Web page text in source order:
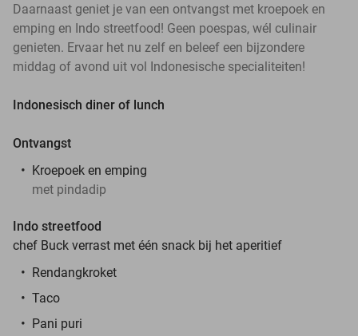
Daarnaast geniet je van een ontvangst met kroepoek en
emping en Indo streetfood! Geen poespas, wél culinair
genieten. Ervaar het nu zelf en beleef een bijzondere
middag of avond uit vol Indonesische specialiteiten!
Indonesisch diner of lunch
Ontvangst
Kroepoek en emping
met pindadip
Indo streetfood
chef Buck verrast met één snack bij het aperitief
Rendangkroket
Taco
Pani puri